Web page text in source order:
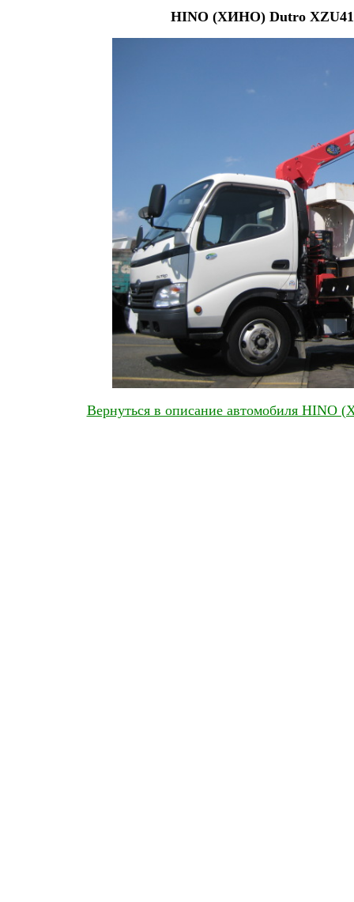
HINO (ХИНО) Dutro
Вернуться в описание автомобиля